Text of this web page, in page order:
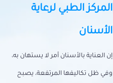
المركز الطبي لرعاية
الأسنان
إن العناية بالأسنان أمر لا يستهان به،
وفي ظل تكاليفها المرتفعة، يصبح